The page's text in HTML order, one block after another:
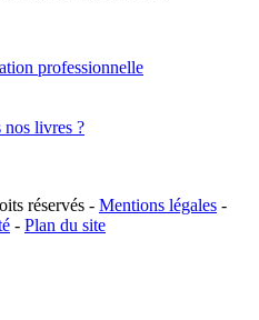
professionnelle
nos livres ?
réservés - Mentions légales -
- Plan du site